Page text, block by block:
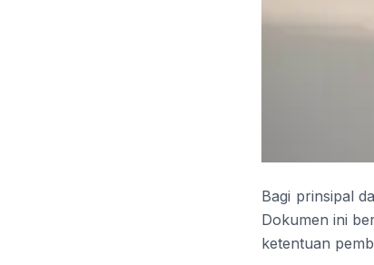
Bagi prinsipal
Dokumen ini
ketentuan